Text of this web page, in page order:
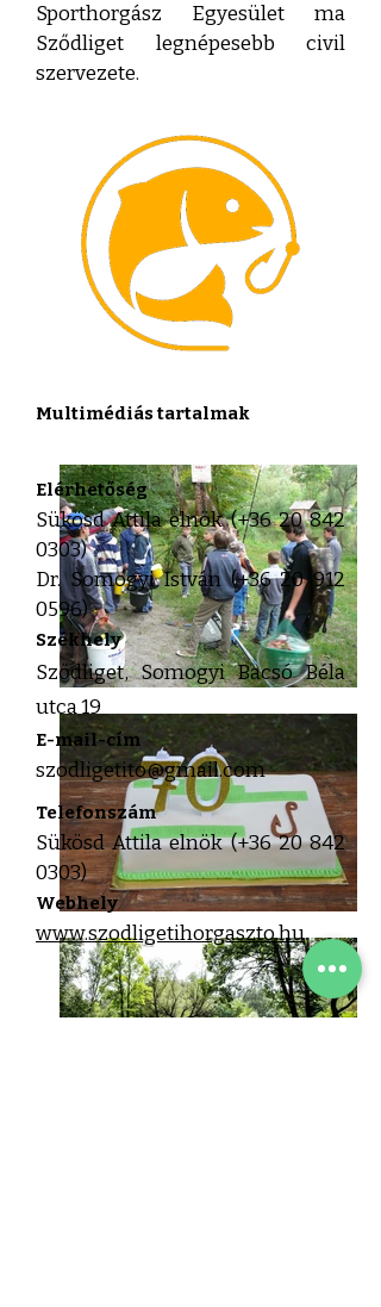
Sporthorgász Egyesület ma
Sződliget legnépesebb civil
szervezete.
Multimédiás tartalmak
Elérhetőség
Sükösd Attila elnök (+3620 842
0303)
Dr. Somogyi István (+3620 912
0596)
Székhely
Sződliget, Somogyi Bacsó Béla
utca 19
E-mail-cím
szodligetito@gmail.com
Telefonszám
Sükösd Attila elnök (+3620 842
0303)
Webhely
www.szodligetihorgaszto.hu